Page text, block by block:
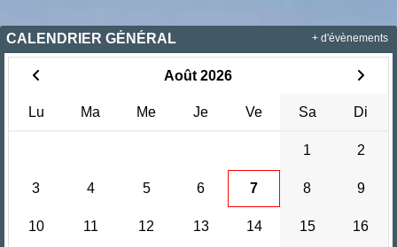
CALENDRIER GÉNÉRAL
Août 2026
Lu Ma Me Je Ve Sa Di
1 2
3 4 5 6 7 8 9
10 11 12 13 14 15 16
+ d'évènements